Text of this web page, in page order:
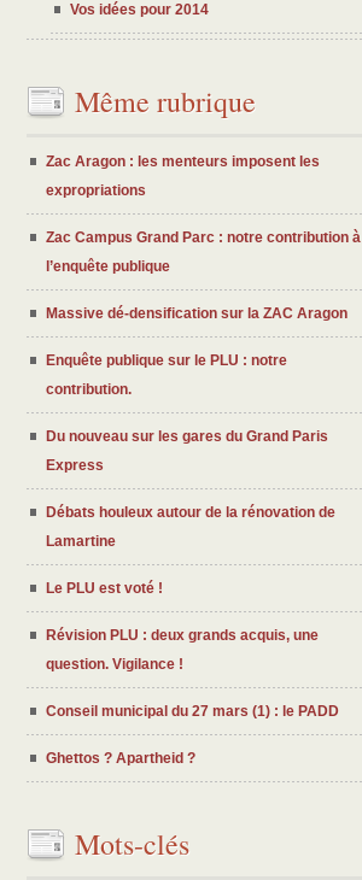
Vos idées pour 2014
Même rubrique
Zac Aragon : les menteurs imposent les
expropriations
Zac Campus Grand Parc : notre contribution à
l’enquête publique
Massive dé-densification sur la ZAC Aragon
Enquête publique sur le PLU : notre
contribution.
Du nouveau sur les gares du Grand Paris
Express
Débats houleux autour de la rénovation de
Lamartine
Le PLU est voté !
Révision PLU : deux grands acquis, une
question. Vigilance !
Conseil municipal du 27 mars (1) : le PADD
Ghettos ? Apartheid ?
Mots-clés